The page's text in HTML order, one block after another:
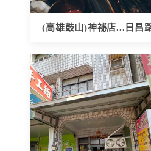
(高雄鼓山)神祕店...日昌